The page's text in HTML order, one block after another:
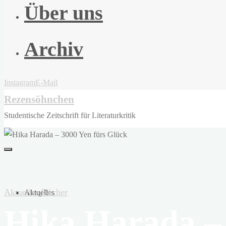
Über uns
Archiv
InstagramE-Mail
Rezensöhnchen
Studentische Zeitschrift für Literaturkritik
Aktuelles
Aktuelles Bücher